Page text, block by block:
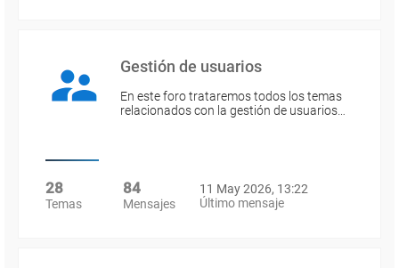
Gestión de usuarios
En este foro trataremos todos los temas
relacionados con la gestión de usuarios…
28
Temas
84
Mensajes
11 May 2026, 13:22
Último mensaje